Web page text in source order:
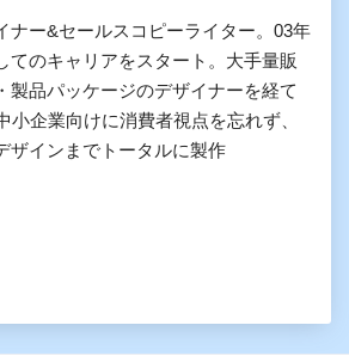
ナー&セールスコピーライター。03年
てのキャリアをスタート。大手量販
製品パッケージのデザイナーを経て
小企業向けに消費者視点を忘れず、
ザインまでトータルに製作